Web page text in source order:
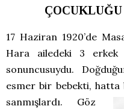
17 Haziran 1920’de
Hara ailedeki 3 erkek
sonuncusuydu.
esmer bir bebekti, hatta
sanmışlardı. Göz